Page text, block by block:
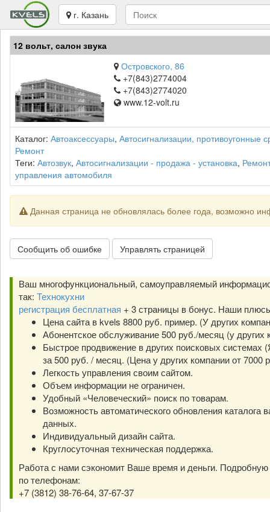
г. Казань
12 вольт, салон звука
Островского, 86
+7(843)2774004
+7(843)2774020
www.12-volt.ru
Каталог: Автоаксессуары, Автосигнализации, противоугонные
Ремонт
Теги: Автозвук, Автосигнализации - продажа - установка,
управления автомобиля
Данная страница не обновлялась более года, возможно
Сообщить об ошибке Управлять страницей
Ваш многофункциональный, самоуправляемый
так: Технокухни
регистрация бесплатная + 3 страницы в бонус. Наши
Цена сайта в kvels 8800 руб. пример. (У других
Абонентское обслуживание 500 руб./месяц (у других
Быстрое продвижение в других поисковых системах
за 500 руб. / месяц. (Цена у других компании от 7000
Легкость управления своим сайтом.
Объем информации не ограничен.
Удобный «Человеческий» поиск по товарам.
Возможность автоматического обновления каталога
данных.
Индивидуальный дизайн сайта.
Круглосуточная техническая поддержка.
Работа с нами сэкономит Ваше время и деньги.
по телефонам:
+7 (3812) 38-76-64, 37-67-37